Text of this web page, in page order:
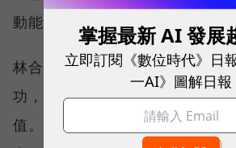
動能。
林合政表示，真正重要的，不是
功，而是每一個環節都能為下一
值。 當品牌聲量帶動流量、流
掌握最新 AI 發展
立即訂閱《數位時代》日
一AI》圖解日報